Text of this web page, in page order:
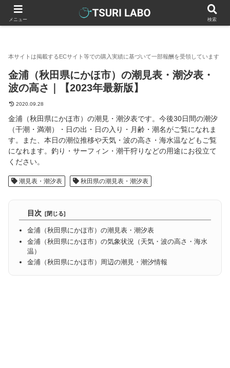
釣りラボマガジン 全国の潮見表・潮汐表 秋田県の潮見表・潮
金浦（秋田県にかほ市）の潮見表・潮汐表・
波の高さ｜【2023年最新版】
2020.09.28
金浦（秋田県にかほ市）の潮見・潮汐表です。今後30日間の潮汐
（干潮・満潮）・日の出・日の入り・月齢・潮名がご覧になれま
す。また、本日の潮位推移や天気・波の高さ・海水温などもご覧
になれます。釣り・サーフィン・潮干狩りなどの用途にお役立て
ください。
潮見表・潮汐表 秋田県の潮見表・潮汐表
目次
金浦（秋田県にかほ市）の潮見表・潮汐表
金浦（秋田県にかほ市）の気象状況（天気・波の高さ・海水
温）
金浦（秋田県にかほ市）周辺の潮見・潮汐情報
メニュー 検索